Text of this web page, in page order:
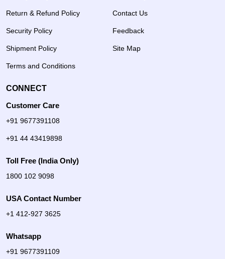
Return & Refund Policy
Security Policy
Shipment Policy
Terms and Conditions
Contact Us
Feedback
Site Map
CONNECT
Customer Care
+91 9677391108
+91 44 43419898
Toll Free (India Only)
1800 102 9098
USA Contact Number
+1 412-927 3625
Whatsapp
+91 9677391109